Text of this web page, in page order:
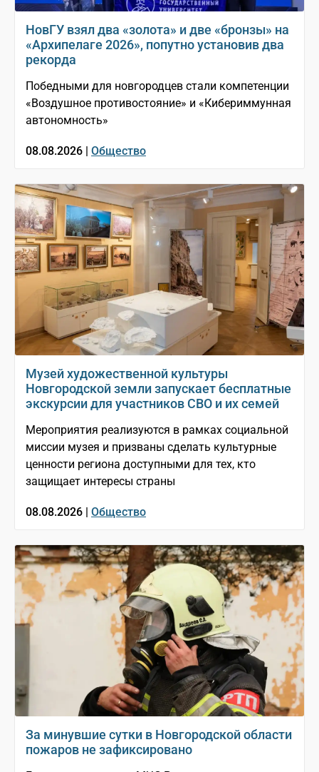
НовГУ взял два «золота» и две «бронзы» на
«Архипелаге 2026», попутно установив два
рекорда
Победными для новгородцев стали компетенции
«Воздушное противостояние» и «Кибериммунная
автономность»
08.08.2026 | Общество
Музей художественной культуры
Новгородской земли запускает бесплатные
экскурсии для участников СВО и их семей
Мероприятия реализуются в рамках социальной
миссии музея и призваны сделать культурные
ценности региона доступными для тех, кто
защищает интересы страны
08.08.2026 | Общество
За минувшие сутки в Новгородской области
пожаров не зафиксировано